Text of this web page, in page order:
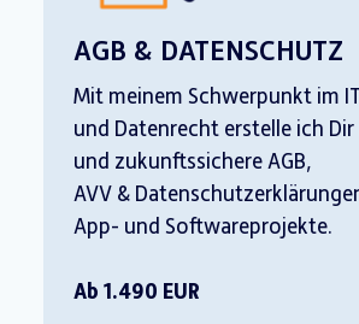
AGB & DATENSCHUTZ
Mit meinem Schwerpunkt im
und Datenrecht erstelle ich
und zukunftssichere AGB,
AVV &
App- und Softwareprojekte.
Ab 1.490 EUR